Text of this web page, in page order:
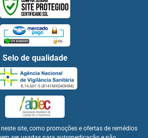
Selo de qualidade
site, como promoções e ofertas de remédios